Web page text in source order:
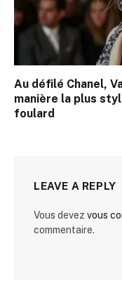
Au défilé Chanel,
manière la plus
foulard
LEAVE A REPLY
Vous devez vous
commentaire.